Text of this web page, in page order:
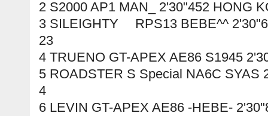
2 S2000 AP1 MAN_ 2'30"452 HONG
3 SILEIGHTY RPS13 BEBE^^
23
4 TRUENO GT-APEX AE86 S1945
5 ROADSTER S Special NA6C SYAS
4
6 LEVIN GT-APEX AE86 -HEBE-